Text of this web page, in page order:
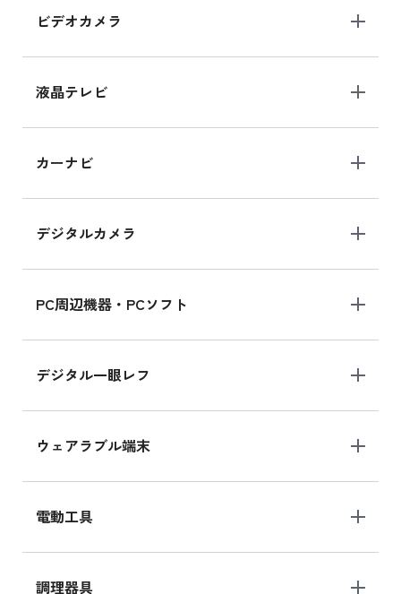
ビデオカメラ
液晶テレビ
カーナビ
デジタルカメラ
PC周辺機器・PCソフト
デジタル一眼レフ
ウェアラブル端末
電動工具
調理器具
iPhone 15 128GB シリーズ
iPhone 15 128GB の新品買取価格
MK2K3J/Aの新品買取価格はこちら